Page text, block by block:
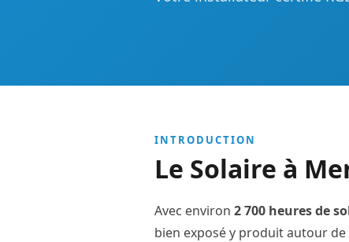
INTRODUCTION
Le Solaire à
Avec environ 2 700 heures de
bien exposé y produit autour de